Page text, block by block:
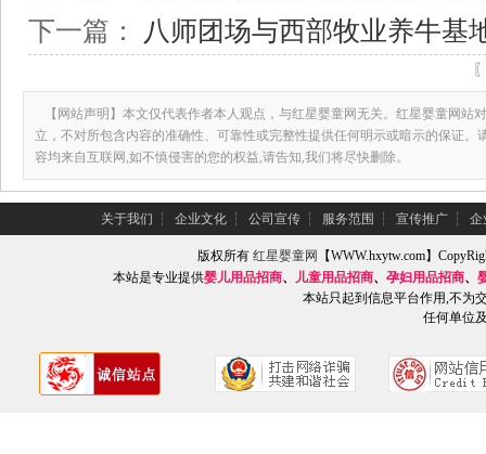
下一篇：
八师团场与西部牧业养牛基
【网站声明】本文仅代表作者本人观点，与红星婴童网无关。红星婴童网站
立，不对所包含内容的准确性、可靠性或完整性提供任何明示或暗示的保证。
容均来自互联网,如不慎侵害的您的权益,请告知,我们将尽快删除。
关于我们 ┆ 企业文化 ┆ 公司宣传 ┆ 服务范围 ┆ 宣传推广 ┆ 企
版权所有红星婴童网
【WWW.hxytw.com】
本站是专业提供婴儿用品招商、 儿童用品招商、 孕妇用品招商、
本站只起到信息平台作用,不为
任何单位